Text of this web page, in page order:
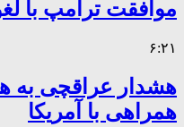
موافقت ترامپ با
۶:۲۱
هشدار عراقچی به
همراهی با آمریکا